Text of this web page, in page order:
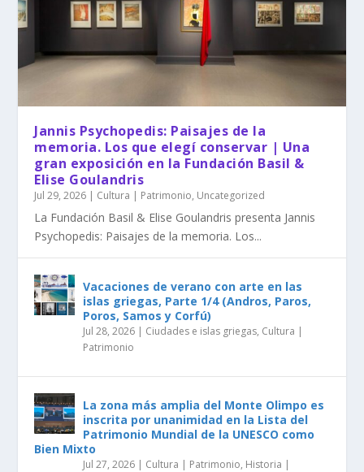
Vacaciones de verano con arte en las islas
griegas, Parte 1/4 (Andros, Paros, Poros,
La zona más amplia del Monte Olimpo es
inscrita por unanimidad en la Lista del
Patrimonio Mundial de la UNESCO como
Jannis Psychopedis: Paisajes de la
memoria. Los que elegí conservar | Una
gran exposición en la Fundación Basil &
Elise Goulandris
Jul 29, 2026 | Cultura | Patrimonio, Uncategorized
La Fundación Basil & Elise Goulandris presenta Jannis
Psychopedis: Paisajes de la memoria. Los...
Vacaciones de verano con arte en las
islas griegas, Parte 1/4 (Andros, Paros,
Poros, Samos y Corfú)
Jul 28, 2026 | Ciudades e islas griegas, Cultura |
Patrimonio
La zona más amplia del Monte Olimpo es
inscrita por unanimidad en la Lista del
Patrimonio Mundial de la UNESCO como
Bien Mixto
Jul 27, 2026 | Cultura | Patrimonio, Historia |